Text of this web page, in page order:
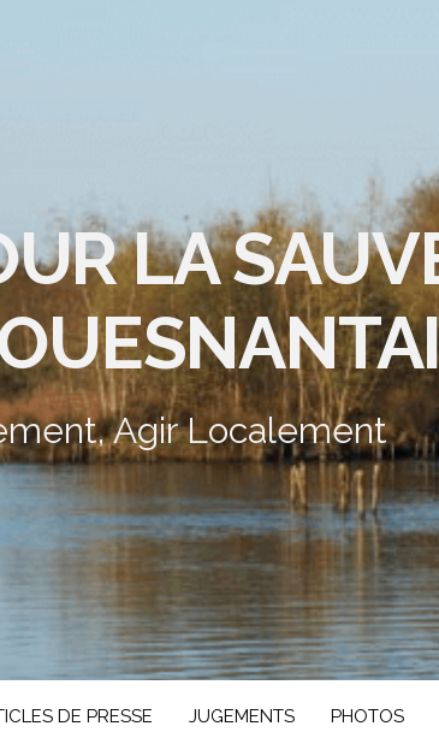
LA
Agir Localement
DE PRESSE JUGEMENTS PHOTOS